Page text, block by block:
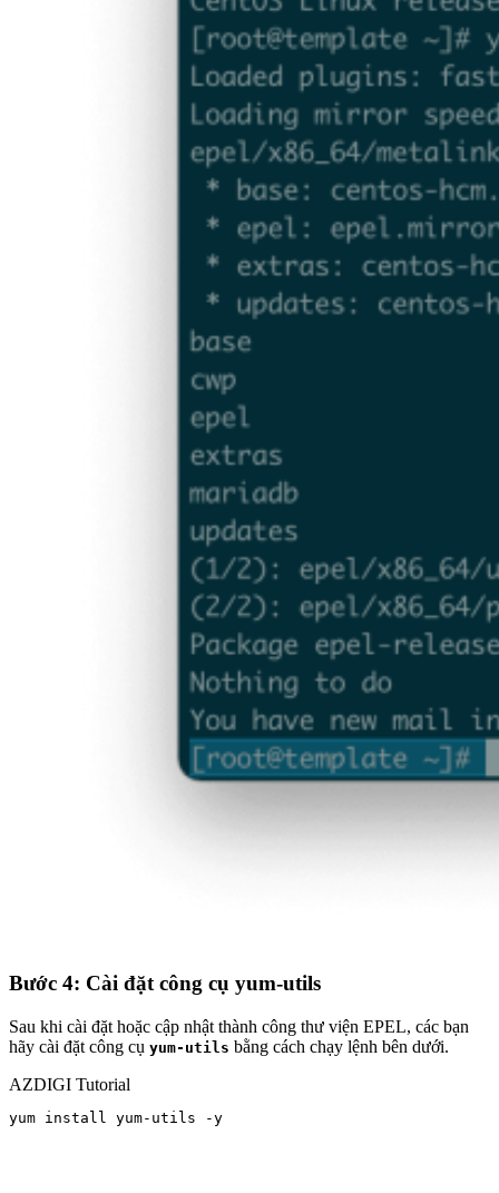
Bước 4: Cài đặt công cụ yum-utils
Sau khi cài đặt hoặc cập nhật thành công thư viện EPEL, các bạn
hãy cài đặt công cụ yum-utils bằng cách chạy lệnh bên dưới.
AZDIGI Tutorial
yum install yum-utils -y